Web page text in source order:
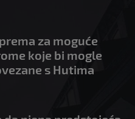
za moguće
koje bi mogle
s Hutima